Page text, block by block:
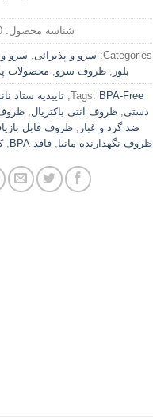
شناسه محصول:
Categories: سرو و پذیرائی, سرو و
بلور ,ظروف سرو, محصولات
Tags: BPA-Free
,تاییدیه ستاد
دستی, ظروف آنتی باکتریال,
ضد گرد و غبار ,ظروف قابل
ظروف نگهدارنده مانیا, فاقد BPA ,